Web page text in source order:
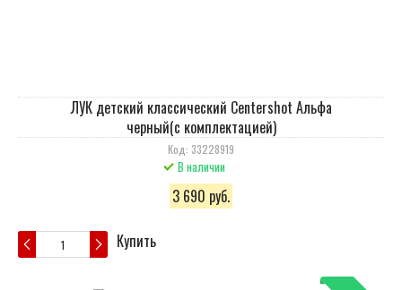
ЛУК детский классический Centershot Альфа
черный(с комплектацией)
Код: 33228919
В наличии
3 690 руб.
Купить